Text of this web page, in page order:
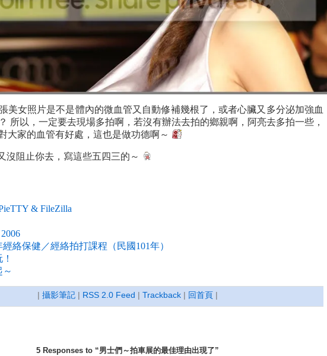
美女照片是不是體內的微血管又自動修補幾根了，或者心臟又多分泌加強血
所以，一定要去現場多拍啊，若沒有辦法去拍的鄉親啊，阿亮去多拍一些，
大家的血管有好處，這也是做功德啊～
沒阻止你去，寫這些五四三的～
& FileZilla
經絡保健／經絡拍打課程（民國101年）
| 攝影筆記 | RSS 2.0 Feed | Trackback | 回首頁 |
5 Responses to “男士們～拍車展的最佳理由出現了”